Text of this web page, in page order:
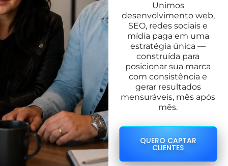
Unimos
desenvolvimento web,
SEO, redes sociais e
mídia paga em uma
estratégia única —
construída para
posicionar sua marca
com consistência e
gerar resultados
mensuráveis, mês após
mês.
QUERO CAPTAR
CLIENTES